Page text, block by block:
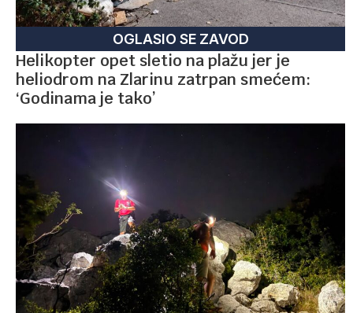
OGLASIO SE ZAVOD
Helikopter opet sletio na plažu jer je
heliodrom na Zlarinu zatrpan smećem:
‘Godinama je tako’